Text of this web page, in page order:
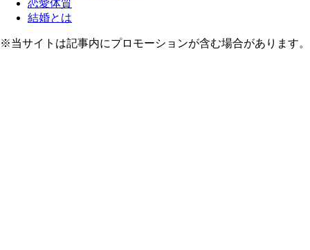
恋愛体質
結婚とは
※当サイトは記事内にプロモーションが含む場合があります。